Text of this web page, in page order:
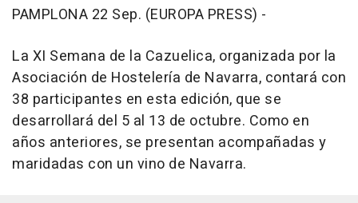
PAMPLONA 22 Sep. (EUROPA PRESS) -
La XI Semana de la Cazuelica, organizada por la
Asociación de Hostelería de Navarra, contará con
38 participantes en esta edición, que se
desarrollará del 5 al 13 de octubre. Como en
años anteriores, se presentan acompañadas y
maridadas con un vino de Navarra.